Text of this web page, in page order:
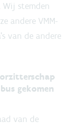
stemden
andere VMM-
van de andere
gekomen
van de